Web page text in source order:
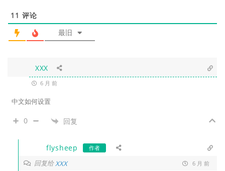
11 评论
最旧
XXX
6 月 前
中文如何设置
0 回复
flysheep 作者
回复给XXX 6 月 前